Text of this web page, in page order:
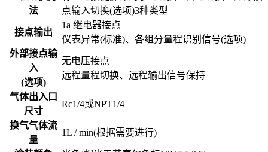
法
点输入切换(选项)3种类型
接点输出
1a 继电器接点
仪表异常(标准)、各组分量程识别信号(选项)
外部接点输
入
(选项)
无电压接点
远程量程切换、远程输出信号保持
气体出入口
尺寸
Rc1/4或NPT1/4
换气气体流
量
1L / min(根据需要进行)